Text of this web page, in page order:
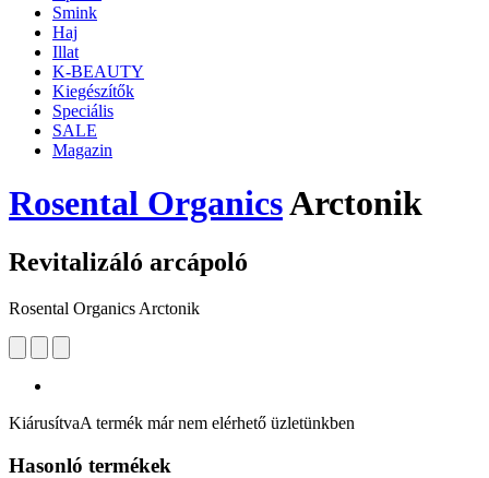
Smink
Haj
Illat
K-BEAUTY
Kiegészítők
Speciális
SALE
Magazin
Rosental OrganicsArctonik
Revitalizáló arcápoló
Rosental Organics Arctonik
KiárusítvaA termék már nem elérhető üzletünkben
Hasonló termékek